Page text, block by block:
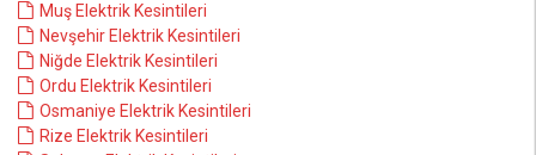
Muş Elektrik Kesintileri
Nevşehir Elektrik Kesintileri
Niğde Elektrik Kesintileri
Ordu Elektrik Kesintileri
Osmaniye Elektrik Kesintileri
Rize Elektrik Kesintileri